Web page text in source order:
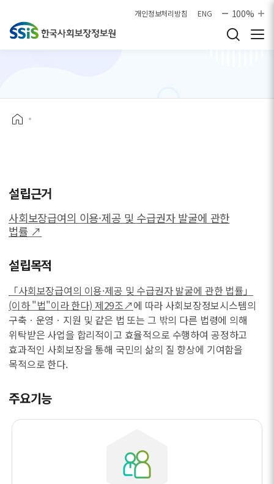
개인정보처리방침 ENG 100%
설립근거
사회보장급여의 이용·제공 및 수급권자 발굴에 관한
법률 ↗
설립목적
「사회보장급여의 이용·제공 및 수급권자 발굴에 관한 법률」
(이하 "법"이라 한다) 제29조↗에 따라 사회보장정보시스템의
구축ㆍ운영ㆍ지원 및 같은 법 또는 그 밖의 다른 법령에 의해
위탁받은 사업을 합리적이고 효율적으로 수행하여 공정하고
효과적인 사회보장을 통해 국민의 삶의 질 향상에 기여함을
목적으로 한다.
주요기능